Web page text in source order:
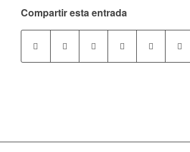
Compartir esta entrada